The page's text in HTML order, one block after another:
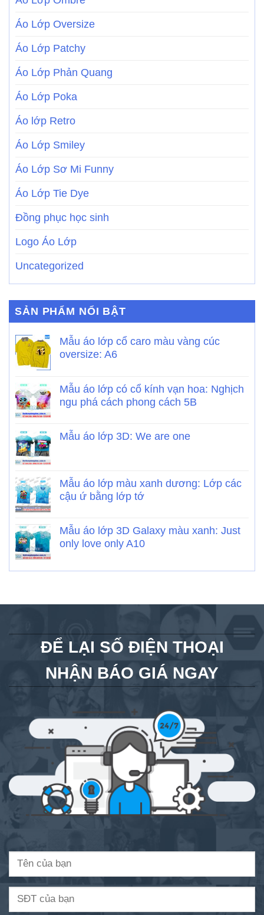
Áo Lớp Oversize
Áo Lớp Patchy
Áo Lớp Phản Quang
Áo Lớp Poka
Áo lớp Retro
Áo Lớp Smiley
Áo Lớp Sơ Mi Funny
Áo Lớp Tie Dye
Đồng phục học sinh
Logo Áo Lớp
Uncategorized
SẢN PHẨM NỔI BẬT
Mẫu áo lớp cổ caro màu vàng cúc
oversize: A6
Mẫu áo lớp có cổ kính vạn hoa: Nghịch
ngu phá cách phong cách 5B
Mẫu áo lớp 3D: We are one
Mẫu áo lớp màu xanh dương: Lớp các
cậu ứ bằng lớp tớ
Mẫu áo lớp 3D Galaxy màu xanh: Just
only love only A10
ĐỂ LẠI SỐ ĐIỆN THOẠI
NHẬN BÁO GIÁ NGAY